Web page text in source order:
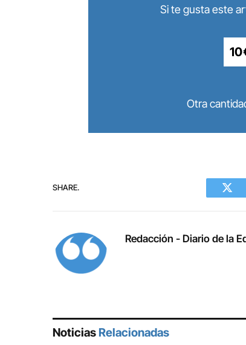
Si te gusta este
Otra
SHARE.
Redacción - Diario de la
Noticias Relacionadas